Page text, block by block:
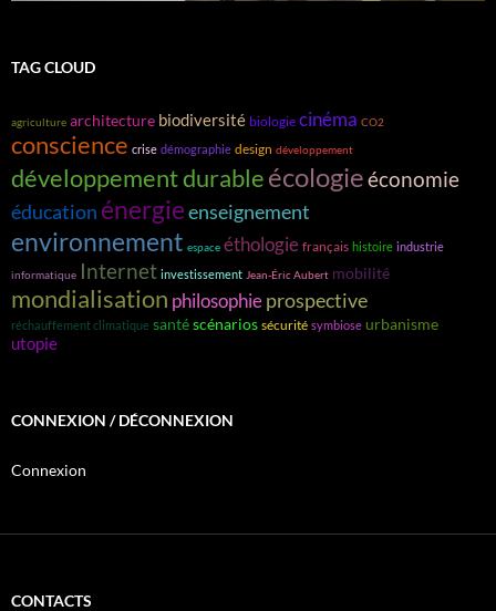
TAG CLOUD
agriculture architecture biodiversité biologie cinéma CO2
conscience crise démographie design développement
développement durableécologieéconomie
éducation énergieenseignement
environnement espace éthologie français histoire industrie
informatique Internet investissement Jean-Éric Aubert mobilité
mondialisation philosophieprospective
réchauffement climatique santéscénarios sécurité symbiose urbanisme
utopie
CONNEXION / DÉCONNEXION
Connexion
CONTACTS